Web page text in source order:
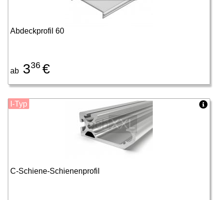
Abdeckprofil 60
ab 336 €
C-Schiene-Schienenprofil
I-Typ